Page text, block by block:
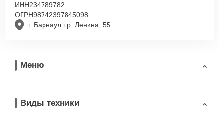
г. Барнаул пр. Ленина, 55
ИНН234789782
ОГРН98742397845098
Меню
Виды техники